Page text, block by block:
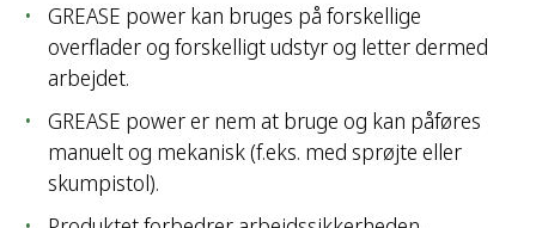
GREASE power kan bruges på forskellige
overflader og forskelligt udstyr og letter dermed
arbejdet.
GREASE power er nem at bruge og kan påføres
manuelt og mekanisk (f.eks. med sprøjte eller
skumpistol).